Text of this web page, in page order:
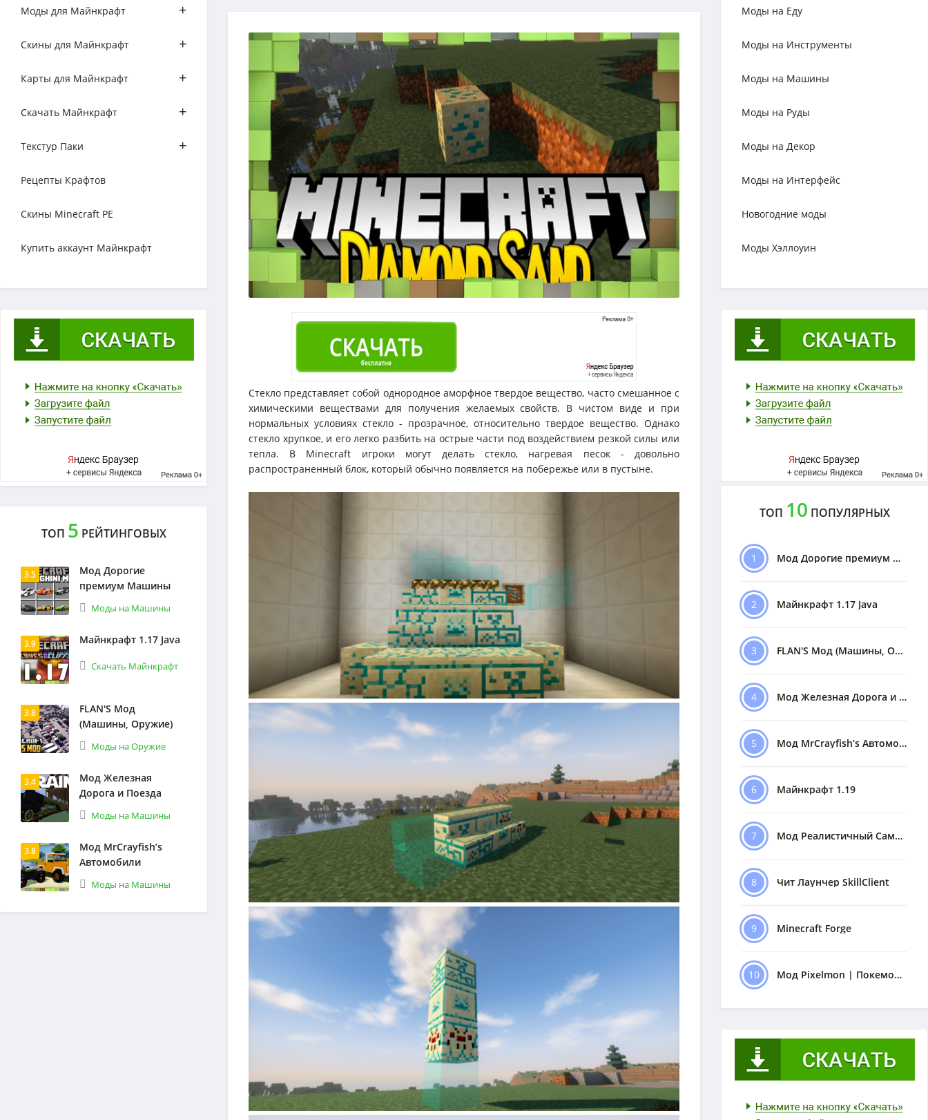
Моды для Майнкрафт +
Скины для Майнкрафт +
Карты для Майнкрафт +
Скачать Майнкрафт +
Текстур Паки +
Рецепты Крафтов
Скины Minecraft PE
Купить аккаунт Майнкрафт
ТОП 5 РЕЙТИНГОВЫХ
3.5
Мод Дорогие
премиум Машины
Моды на Машины
3.9 Майнкрафт 1.17 Java
Скачать Майнкрафт
3.8
FLAN'S Мод
(Машины, Оружие)
Моды на Оружие
3.4
Мод Железная
Дорога и Поезда
Моды на Машины
3.8
Мод MrCrayfish’s
Автомобили
Моды на Машины
Стекло представляет собой однородное аморфное твердое вещество, часто смешанное с
химическими веществами для получения желаемых свойств. В чистом виде и при
нормальных условиях стекло - прозрачное, относительно твердое вещество. Однако
стекло хрупкое, и его легко разбить на острые части под воздействием резкой силы или
тепла. В Minecraft игроки могут делать стекло, нагревая песок - довольно
распространенный блок, который обычно появляется на побережье или в пустыне.
Моды на Еду
Моды на Инструменты
Моды на Машины
Моды на Руды
Моды на Декор
Моды на Интерфейс
Новогодние моды
Моды Хэллоуин
ТОП 10 ПОПУЛЯРНЫХ
1 Мод Дорогие премиум Машины
2 Майнкрафт 1.17 Java
3 FLAN'S Мод (Машины, Оружие)
4 Мод Железная Дорога и Поезда
5 Мод MrCrayfish’s Автомобили
6 Майнкрафт 1.19
7 Мод Реалистичный Самолёт
8 Чит Лаунчер SkillClient
9 Minecraft Forge
10 Мод Pixelmon | Покемоны